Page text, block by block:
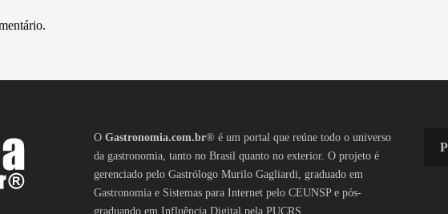
OGastronomia.com.br® é um portal que reúne todo o universo
da gastronomia, tanto no Brasil quanto no exterior. O projeto é
gerenciado pelo Gastrólogo Murilo Gagliardi, graduado em
Gastronomia e Sistemas para Internet pelo CEUNSP e pós-
graduando em Influência Digital pela PUCRS.